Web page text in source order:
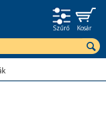
Szűrő Kosár